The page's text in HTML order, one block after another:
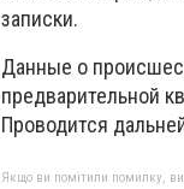
записки.
Данные о
предварительной
Проводится
Якщо ви помітили помилку,